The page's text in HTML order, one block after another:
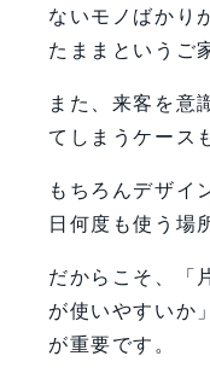
ないモノばかり
たままというご
また、来客を意
てしまうケース
もちろんデザイ
日何度も使う場
だからこそ、「
が使いやすいか
が重要です。